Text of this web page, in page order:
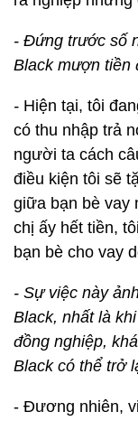
- Đứng trước số
Black mượn tiền
- Hiện tại, tôi
có thu nhập trả
người ta cách
điều kiện tôi sẽ
giữa bạn bè vay
chị ấy hết tiền,
bạn bè cho vay
- Sự việc này
Black, nhất là
đồng nghiệp,
Black có thể trở
- Đương nhiên,